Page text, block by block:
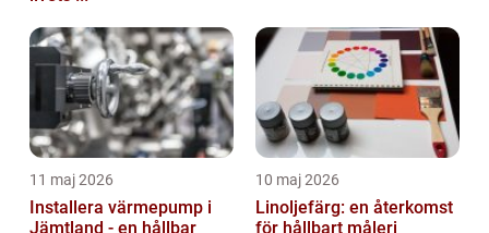
11 maj 2026
Installera värmepump i
Jämtland - en hållbar
10 maj 2026
Linoljefärg: en återkomst
för hållbart måleri